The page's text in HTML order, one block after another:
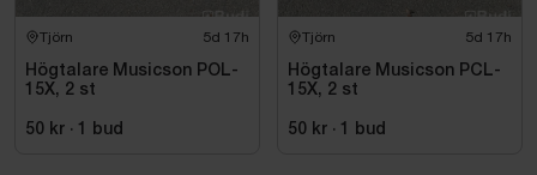
Tjörn 5d 17h
Högtalare Musicson POL-
15X, 2 st
50 kr · 1 bud
Tjörn 5d 17h
Högtalare Musicson PCL-
15X, 2 st
50 kr · 1 bud